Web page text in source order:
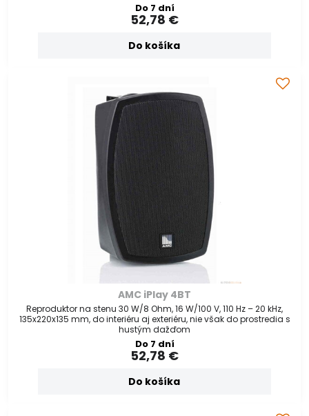
Do 7 dní
52,78 €
Do košíka
AMC iPlay 4BT
Reproduktor na stenu 30 W/8 Ohm, 16 W/100 V, 110 Hz – 20 kHz,
135x220x135 mm, do interiéru aj exteriéru, nie však do prostredia s
hustým dažďom
Do 7 dní
52,78 €
Do košíka